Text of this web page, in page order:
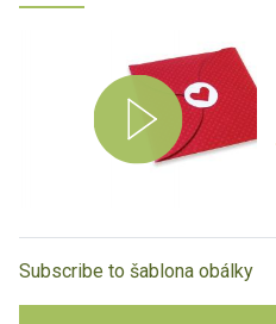
Subscribe to šablona obálky